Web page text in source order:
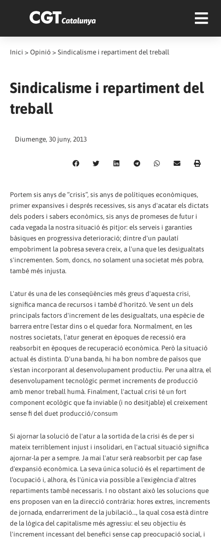
Inici > Opinió > Sindicalisme i repartiment del treball
Sindicalisme i repartiment del
treball
Diumenge, 30 juny, 2013
Portem sis anys de “crisis”, sis anys de polítiques econòmiques,
primer expansives i després recessives, sis anys d'acatar els dictats
dels poders i sabers econòmics, sis anys de promeses de futur i
cada vegada la nostra situació és pitjor: els serveis i garanties
bàsiques en progressiva deterioració; dintre d'un paulatí
empobriment la pobresa severa creix, a l'una que les desigualtats
s'incrementen. Som, doncs, no solament una societat més pobra,
també més injusta.
L'atur és una de les conseqüències més greus d'aquesta crisi,
significa manca de recursos i també d'horitzó. Ve sent un dels
principals factors d'increment de les desigualtats, una espècie de
barrera entre l'estar dins o el quedar fora. Normalment, en les
nostres societats, l'atur generat en èpoques de recessió era
reabsorbit en èpoques de recuperació econòmica. Però la situació
actual és distinta. D'una banda, hi ha bon nombre de països que
s'estan incorporant al desenvolupament productiu. Per una altra, el
desenvolupament tecnològic permet increments de producció
amb menor treball humà. Finalment, l'actual crisi té un fort
component ecològic que fa inviable (i no desitjable) el creixement
sense fi del duet producció/consum
Si ajornar la solució de l'atur a la sortida de la crisi és de per si
mateix terriblement injust i insolidari, en l'actual situació significa
ajornar-la per a sempre. Ja mai l'atur serà reabsorbit per cap fase
d'expansió econòmica. La seva única solució és el repartiment de
l'ocupació i, alhora, és l'única via possible a l'exigència d'altres
repartiments també necessaris. I no obstant això les solucions que
ens proposen van en la direcció contrària: hores extres, increments
de jornada, endarreriment de la jubilació…, la qual cosa està dintre
de la lògica del capitalisme més agressiu: el seu objectiu és
l'increment incessant del benefici sense cap preocupació social, i